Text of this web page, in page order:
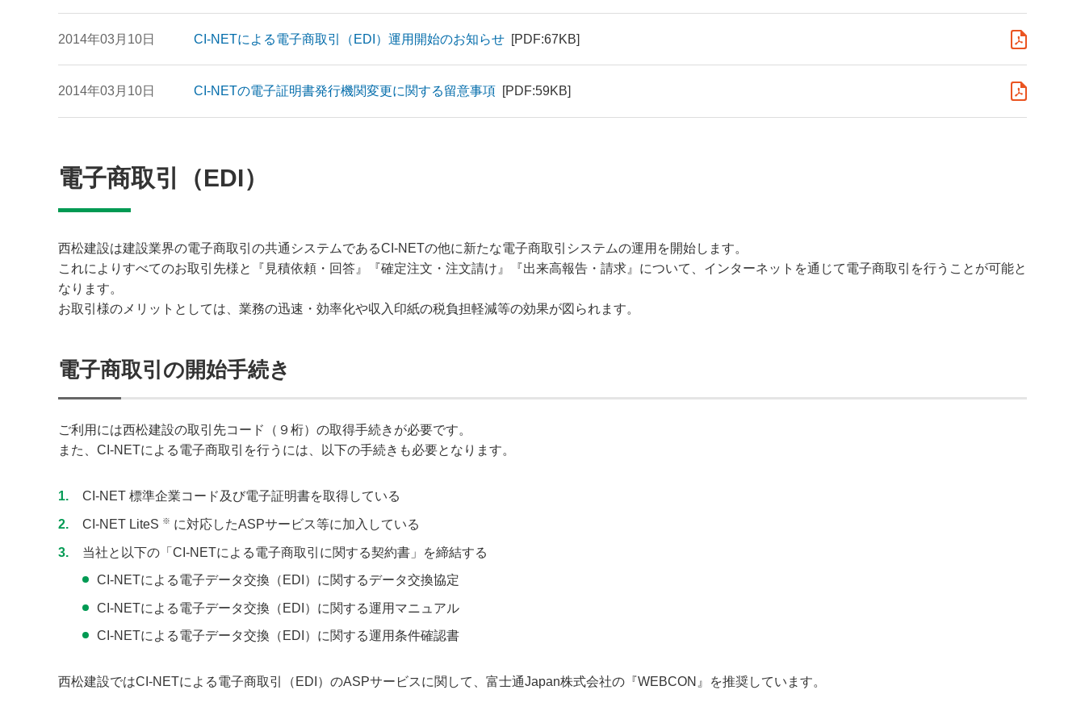
2014年03月10日 CI-NETによる電子商取引（EDI）運用開始のお知らせ [PDF:67KB]
2014年03月10日 CI-NETの電子証明書発行機関変更に関する留意事項 [PDF:59KB]
電子商取引（EDI）
西松建設は建設業界の電子商取引の共通システムであるCI-NETの他に新たな電子商取引システムの運用を開始します。
これによりすべてのお取引先様と『見積依頼・回答』『確定注文・注文請け』『出来高報告・請求』について、インターネットを通じて電子商取引を行うことが可能と
なります。
お取引様のメリットとしては、業務の迅速・効率化や収入印紙の税負担軽減等の効果が図られます。
電子商取引の開始手続き
ご利用には西松建設の取引先コード（９桁）の取得手続きが必要です。
また、CI-NETによる電子商取引を行うには、以下の手続きも必要となります。
1 CI-NET 標準企業コード及び電子証明書を取得している
2 CI-NET LiteS ※ に対応したASPサービス等に加入している
3 当社と以下の「CI-NETによる電子商取引に関する契約書」を締結する
CI-NETによる電子データ交換（EDI）に関するデータ交換協定
CI-NETによる電子データ交換（EDI）に関する運用マニュアル
CI-NETによる電子データ交換（EDI）に関する運用条件確認書
西松建設ではCI-NETによる電子商取引（EDI）のASPサービスに関して、富士通Japan株式会社の『WEBCON』を推奨しています。